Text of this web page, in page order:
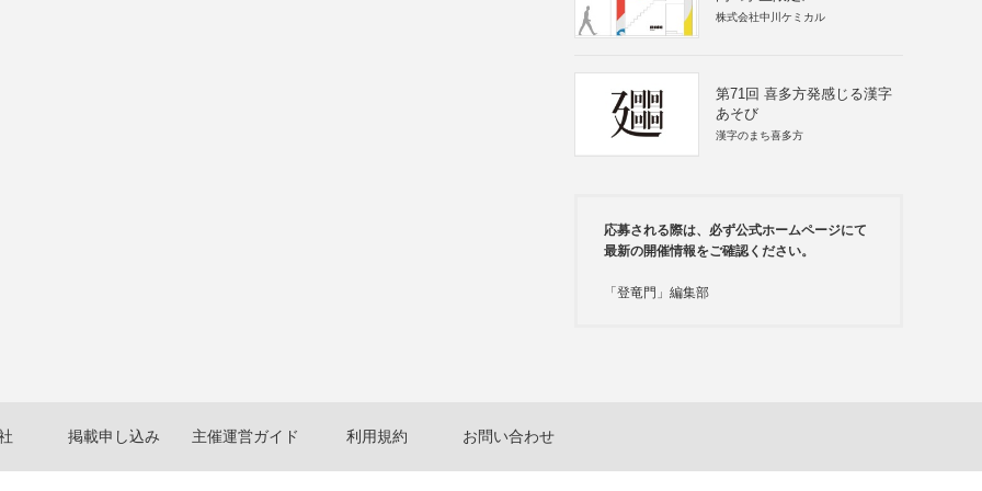
株式会社中川ケミカル
第71回 喜多方発感じる漢字
あそび
漢字のまち喜多方
応募される際は、必ず公式ホームページにて
最新の開催情報をご確認ください。
「登竜門」編集部
掲載申し込み 主催運営ガイド 利用規約 お問い合わせ